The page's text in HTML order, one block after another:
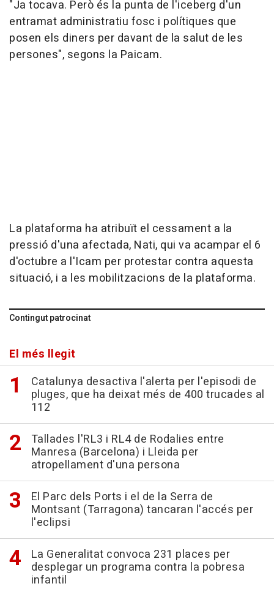
"Ja tocava. Però és la punta de l'iceberg d'un
entramat administratiu fosc i polítiques que
posen els diners per davant de la salut de les
persones", segons la Paicam.
La plataforma ha atribuït el cessament a la
pressió d'una afectada, Nati, qui va acampar el 6
d'octubre a l'Icam per protestar contra aquesta
situació, i a les mobilitzacions de la plataforma.
Contingut patrocinat
El més llegit
Catalunya desactiva l'alerta per l'episodi de
pluges, que ha deixat més de 400 trucades al
112
Tallades l'RL3 i RL4 de Rodalies entre
Manresa (Barcelona) i Lleida per
atropellament d'una persona
El Parc dels Ports i el de la Serra de
Montsant (Tarragona) tancaran l'accés per
l'eclipsi
La Generalitat convoca 231 places per
desplegar un programa contra la pobresa
infantil